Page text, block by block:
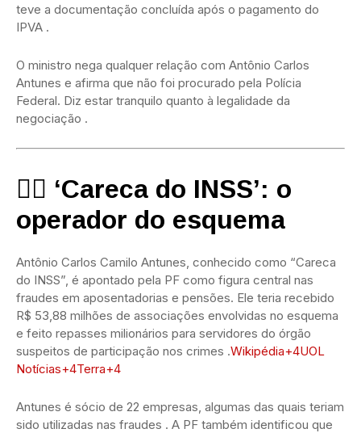
teve a documentação concluída após o pagamento do
IPVA .
O ministro nega qualquer relação com Antônio Carlos
Antunes e afirma que não foi procurado pela Polícia
Federal. Diz estar tranquilo quanto à legalidade da
negociação .
🕵️‍♂️ ‘Careca do INSS’: o
operador do esquema
Antônio Carlos Camilo Antunes, conhecido como “Careca
do INSS”, é apontado pela PF como figura central nas
fraudes em aposentadorias e pensões. Ele teria recebido
R$ 53,88 milhões de associações envolvidas no esquema
e feito repasses milionários para servidores do órgão
suspeitos de participação nos crimes .Wikipédia+4UOL
Notícias+4Terra+4
Antunes é sócio de 22 empresas, algumas das quais teriam
sido utilizadas nas fraudes . A PF também identificou que